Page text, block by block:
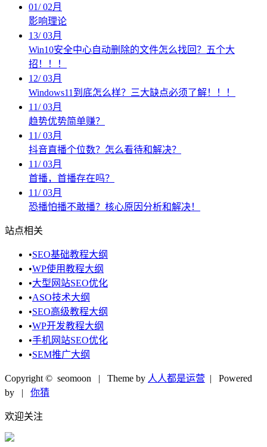
01/02月
影响理论
13/03月
Win10安全中心自动删除的文件怎么找回？五个大
招！！！
12/03月
Windows11到底怎么样？三大缺点必须了解！！！
11/03月
趋势优势简单赚？
11/03月
抖音直播个位数？怎么看待和解决？
11/03月
首播，首播存在吗？
11/03月
恐播怕播不敢播？核心原因分析和解决！
站点相关
•SEO基础教程大纲
•WP使用教程大纲
•大型网站SEO优化
•ASO技术大纲
•SEO高级教程大纲
•WP开发教程大纲
•手机网站SEO优化
•SEM推广大纲
Copyright © seomoon | Theme by 人人都是运营 | Powered
by
| 你猜
欢迎关注